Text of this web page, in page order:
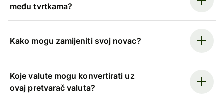
među tvrtkama?
Kako mogu zamijeniti svoj novac?
Koje valute mogu konvertirati uz
ovaj pretvarač valuta?